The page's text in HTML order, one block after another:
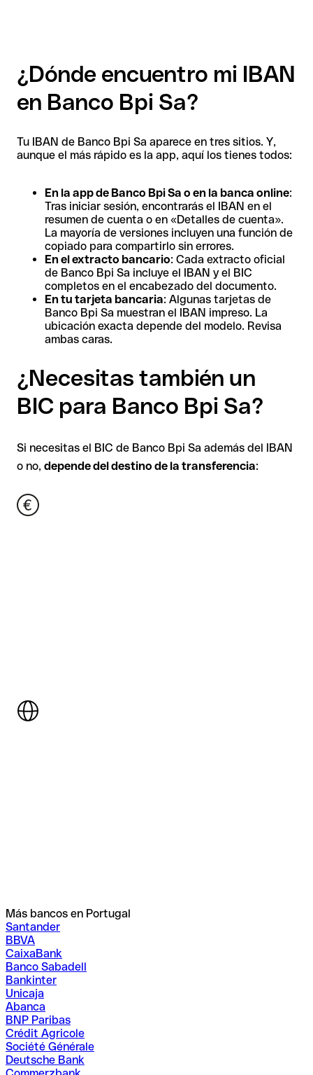
¿Dónde encuentro mi IBAN
en Banco Bpi Sa?
Tu IBAN de Banco Bpi Sa aparece en tres sitios. Y,
aunque el más rápido es la app, aquí los tienes todos:
En la app de Banco Bpi Sa o en la banca online:
Tras iniciar sesión, encontrarás el IBAN en el
resumen de cuenta o en «Detalles de cuenta».
La mayoría de versiones incluyen una función de
copiado para compartirlo sin errores.
En el extracto bancario: Cada extracto oficial
de Banco Bpi Sa incluye el IBAN y el BIC
completos en el encabezado del documento.
En tu tarjeta bancaria: Algunas tarjetas de
Banco Bpi Sa muestran el IBAN impreso. La
ubicación exacta depende del modelo. Revisa
ambas caras.
¿Necesitas también un
BIC para Banco Bpi Sa?
Si necesitas el BIC de Banco Bpi Sa además del IBAN
o no, depende del destino de la transferencia:
Más bancos en Portugal
Santander
BBVA
CaixaBank
Banco Sabadell
Bankinter
Unicaja
Abanca
BNP Paribas
Crédit Agricole
Société Générale
Deutsche Bank